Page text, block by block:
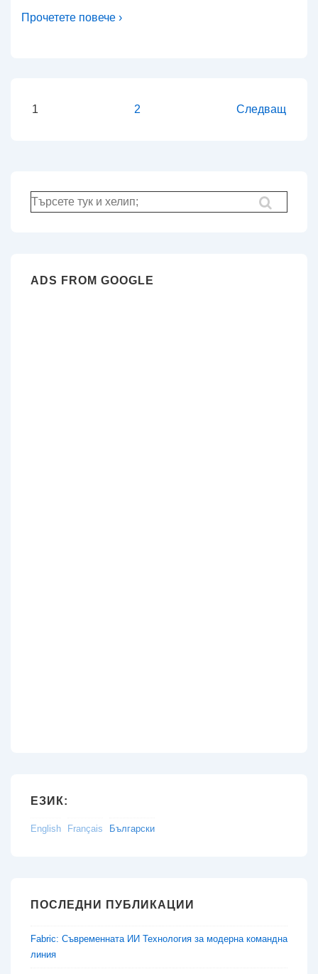
Прочетете повече ›
Разделяне
страници
1 2 Следващ
Търсене
за:
ADS FROM GOOGLE
ЕЗИК:
English Français Български
ПОСЛЕДНИ ПУБЛИКАЦИИ
Fabric: Съвременната ИИ Технология за модерна командна
линия